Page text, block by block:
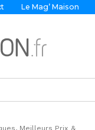
Le Mag’ Maison
Meilleurs Prix &